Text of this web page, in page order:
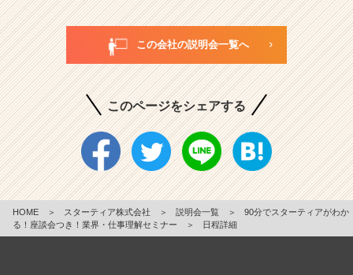
この会社の説明会一覧へ
このページをシェアする
HOME ＞ スターティア株式会社 ＞ 説明会一覧 ＞
90分でスターティアがわか
る！座談会つき！業界・仕事理解セミナー
＞ 日程詳細